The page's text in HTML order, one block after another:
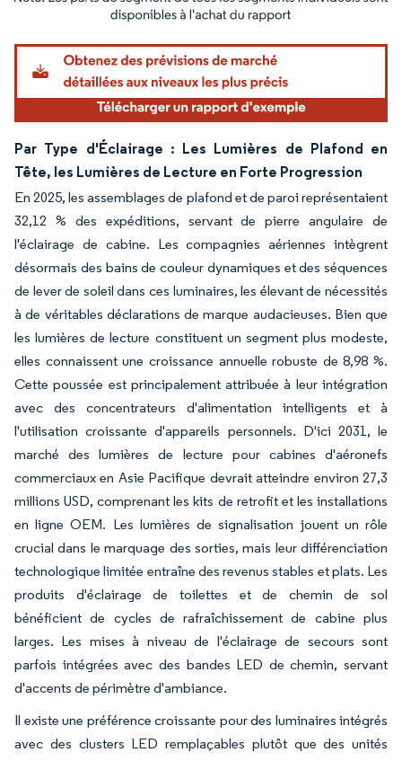
Image © Mordor Intelligence. La réutilisation nécessite une attribution sous CC BY
Par Type d'Éclairage : Les Lumières de Plafond en
Tête, les Lumières de Lecture en Forte Progression
En 2025, les assemblages de plafond et de paroi représentaient
32,12 % des expéditions, servant de pierre angulaire de
l'éclairage de cabine. Les compagnies aériennes intègrent
désormais des bains de couleur dynamiques et des séquences
de lever de soleil dans ces luminaires, les élevant de nécessités
à de véritables déclarations de marque audacieuses. Bien que
les lumières de lecture constituent un segment plus modeste,
elles connaissent une croissance annuelle robuste de 8,98 %.
Cette poussée est principalement attribuée à leur intégration
avec des concentrateurs d'alimentation intelligents et à
l'utilisation croissante d'appareils personnels. D'ici 2031, le
marché des lumières de lecture pour cabines d'aéronefs
commerciaux en Asie Pacifique devrait atteindre environ 27,3
millions USD, comprenant les kits de retrofit et les installations
en ligne OEM. Les lumières de signalisation jouent un rôle
crucial dans le marquage des sorties, mais leur différenciation
technologique limitée entraîne des revenus stables et plats. Les
produits d'éclairage de toilettes et de chemin de sol
bénéficient de cycles de rafraîchissement de cabine plus
larges. Les mises à niveau de l'éclairage de secours sont
parfois intégrées avec des bandes LED de chemin, servant
d'accents de périmètre d'ambiance.
Il existe une préférence croissante pour des luminaires intégrés
avec des clusters LED remplaçables plutôt que des unités